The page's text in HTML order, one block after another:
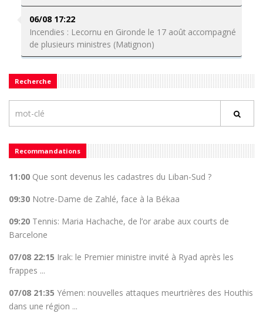
06/08 17:22
Incendies : Lecornu en Gironde le 17 août accompagné
de plusieurs ministres (Matignon)
Recherche
Recommandations
11:00 Que sont devenus les cadastres du Liban-Sud ?
09:30 Notre-Dame de Zahlé, face à la Békaa
09:20 Tennis: Maria Hachache, de l’or arabe aux courts de
Barcelone
07/08 22:15 Irak: le Premier ministre invité à Ryad après les
frappes ...
07/08 21:35 Yémen: nouvelles attaques meurtrières des Houthis
dans une région ...